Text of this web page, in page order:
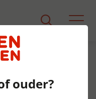
Doos
ouder?